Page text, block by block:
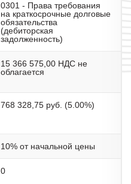
0301 - Права требования
на краткосрочные долговые
обязательства
(дебиторская
задолженность)
15 366 575,00 НДС не
облагается
768 328,75 руб. (5.00%)
10% от начальной цены
0